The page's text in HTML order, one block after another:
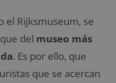
el Rijksmuseum, se
del museo más
. Es por ello, que
que se acercan